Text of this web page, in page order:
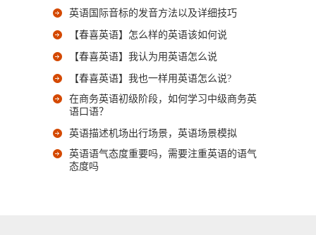
英语国际音标的发音方法以及详细技巧
【春喜英语】怎么样的英语该如何说
【春喜英语】我认为用英语怎么说
【春喜英语】我也一样用英语怎么说?
在商务英语初级阶段，如何学习中级商务英
语口语？
英语描述机场出行场景，英语场景模拟
英语语气态度重要吗，需要注重英语的语气
态度吗